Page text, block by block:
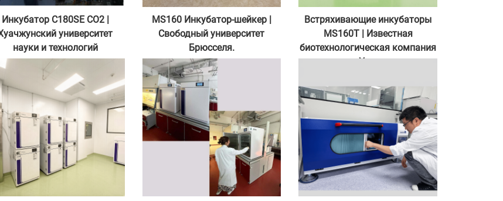
Инкубатор C180SE CO2 |
университет
науки и технологий
MS160 Инкубатор-шейкер |
Свободный университет
Брюсселя.
Встряхивающие инкубаторы
MS160T | Известная
биотехнологическая компания
в Ухане